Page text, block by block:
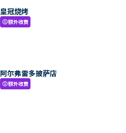
皇冠烧烤
paid額外收費
阿尔弗雷多披萨店
paid額外收費